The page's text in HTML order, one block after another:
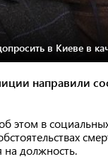
в Киеве в
направили
этом в
на должность.